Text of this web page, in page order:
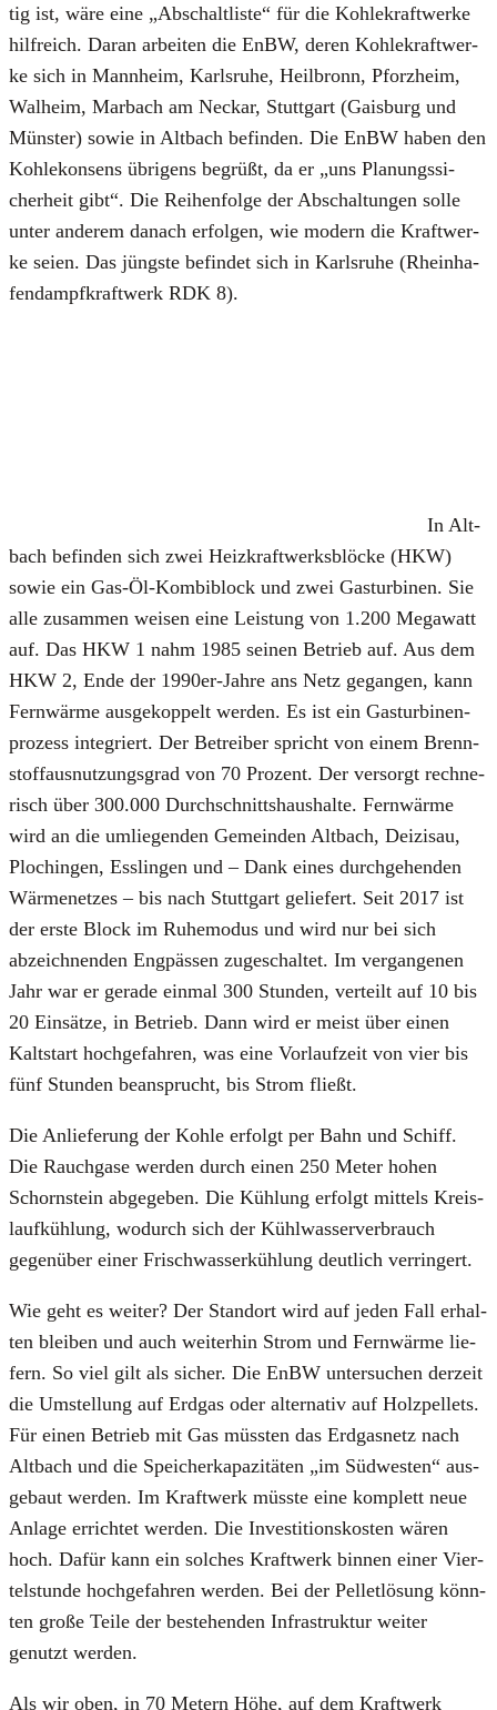
tig ist, wäre eine „Abschalt­lis­te“ für die Koh­le­kraft­wer­ke
hilf­reich. Dar­an arbei­ten die EnBW, deren Koh­le­kraft­wer­
ke sich in Mann­heim, Karls­ru­he, Heil­bronn, Pforz­heim,
Wal­heim, Mar­bach am Neckar, Stutt­gart (Gais­burg und
Müns­ter) sowie in Alt­bach befin­den. Die EnBW haben den
Koh­le­kon­sens übri­gens begrüßt, da er „uns Pla­nungs­si­
cher­heit gibt“. Die Rei­hen­fol­ge der Abschal­tun­gen sol­le
unter ande­rem danach erfol­gen, wie modern die Kraft­wer­
ke sei­en. Das jüngs­te befin­det sich in Karls­ru­he (Rhein­ha­
fen­dampf­kraft­werk RDK 8).
In Alt­
bach befin­den sich zwei Heiz­kraft­werks­blö­cke (HKW)
sowie ein Gas-Öl-Kom­bi­block und zwei Gas­tur­bi­nen. Sie
alle zusam­men wei­sen eine Leis­tung von 1.200 Mega­watt
auf. Das HKW 1 nahm 1985 sei­nen Betrieb auf. Aus dem
HKW 2, Ende der 1990er-Jah­re ans Netz gegan­gen, kann
Fern­wär­me aus­ge­kop­pelt wer­den. Es ist ein Gas­tur­bi­nen­
pro­zess inte­griert. Der Betrei­ber spricht von einem Brenn­
stoff­aus­nut­zungs­grad von 70 Pro­zent. Der ver­sorgt rech­ne­
risch über 300.000 Durch­schnitts­haus­hal­te. Fern­wär­me
wird an die umlie­gen­den Gemein­den Alt­bach, Dei­zis­au,
Plochin­gen, Ess­lin­gen und – Dank eines durch­ge­hen­den
Wär­me­net­zes – bis nach Stutt­gart gelie­fert. Seit 2017 ist
der ers­te Block im Ruhe­mo­dus und wird nur bei sich
abzeich­nen­den Eng­päs­sen zuge­schal­tet. Im ver­gan­ge­nen
Jahr war er gera­de ein­mal 300 Stun­den, ver­teilt auf 10 bis
20 Ein­sät­ze, in Betrieb. Dann wird er meist über einen
Kalt­start hoch­ge­fah­ren, was eine Vor­lauf­zeit von vier bis
fünf Stun­den bean­sprucht, bis Strom fließt.
Die Anlie­fe­rung der Koh­le erfolgt per Bahn und Schiff.
Die Rauch­ga­se wer­den durch einen 250 Meter hohen
Schorn­stein abge­ge­ben. Die Küh­lung erfolgt mit­tels Kreis­
lauf­küh­lung, wodurch sich der Kühl­was­ser­ver­brauch
gegen­über einer Frisch­was­ser­küh­lung deut­lich ver­rin­gert.
Wie geht es wei­ter? Der Stand­ort wird auf jeden Fall erhal­
ten blei­ben und auch wei­ter­hin Strom und Fern­wär­me lie­
fern. So viel gilt als sicher. Die EnBW unter­su­chen der­zeit
die Umstel­lung auf Erd­gas oder alter­na­tiv auf Holz­pel­lets.
Für einen Betrieb mit Gas müss­ten das Erd­gas­netz nach
Alt­bach und die Spei­cher­ka­pa­zi­tä­ten „im Süd­wes­ten“ aus­
ge­baut wer­den. Im Kraft­werk müss­te eine kom­plett neue
Anla­ge errich­tet wer­den. Die Inves­ti­ti­ons­kos­ten wären
hoch. Dafür kann ein sol­ches Kraft­werk bin­nen einer Vier­
tel­stun­de hoch­ge­fah­ren wer­den. Bei der Pel­let­lö­sung könn­
ten gro­ße Tei­le der bestehen­den Infra­struk­tur wei­ter
genutzt wer­den.
Als wir oben, in 70 Metern Höhe, auf dem Kraft­werk